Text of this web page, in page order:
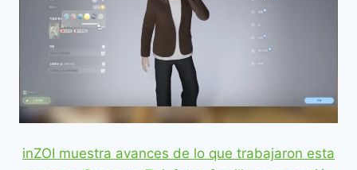
inZOI muestra avances de lo que trabajaron esta